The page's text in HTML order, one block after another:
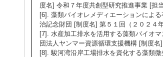
度名] 令和７年度共創型研究推進事業 [担
[6]. 藻類バイオレメディエーションによ
治記念財団 [制度名] 第５１回（２０２４
[7]. 水産加工排水を活用する藻類バイオ
団法人ヤンマー資源循環支援機構 [制度
[8]. 駿河湾沿岸工場排水を資化する藻類